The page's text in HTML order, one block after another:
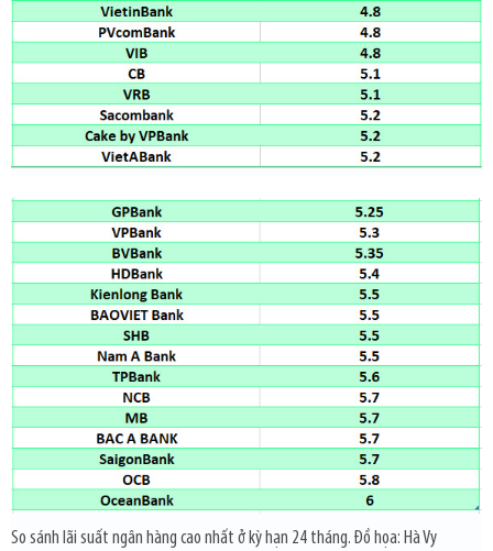
So sánh lãi suất ngân hàng cao nhất ở kỳ hạn 24 tháng. Đồ họa: Hà Vy